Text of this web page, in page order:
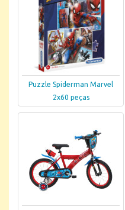
Puzzle Spiderman Marvel
2x60 peças